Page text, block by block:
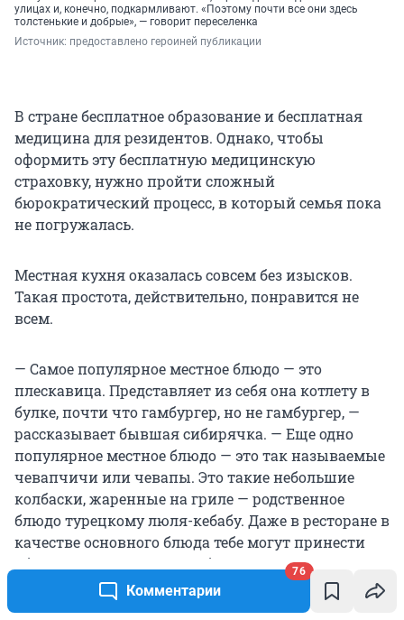
Комментарии
76
улицах и, конечно, подкармливают. «Поэтому почти все они здесь
толстенькие и добрые», — говорит переселенка
Источник: предоставлено героиней публикации
В стране бесплатное образование и бесплатная
медицина для резидентов. Однако, чтобы
оформить эту бесплатную медицинскую
страховку, нужно пройти сложный
бюрократический процесс, в который семья пока
не погружалась.
Местная кухня оказалась совсем без изысков.
Такая простота, действительно, понравится не
всем.
— Самое популярное местное блюдо — это
плескавица. Представляет из себя она котлету в
булке, почти что гамбургер, но не гамбургер, —
рассказывает бывшая сибирячка. — Еще одно
популярное местное блюдо — это так называемые
чевапчичи или чевапы. Это такие небольшие
колбаски, жаренные на гриле — родственное
блюдо турецкому люля-кебабу. Даже в ресторане в
качестве основного блюда тебе могут принести
обыкновенную котлету в булке с маслом. А если
заказать салат, официант подаст три салата:
отдельно огурцы, отдельно помидоры, а еще